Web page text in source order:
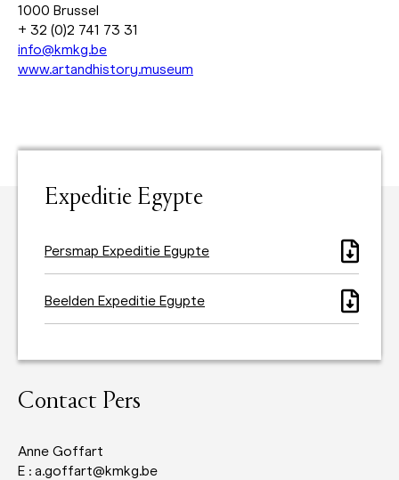
1000 Brussel
+ 32 (0)2 741 73 31
info@kmkg.be
www.artandhistory.museum
Expeditie Egypte
Persmap Expeditie Egypte
Beelden Expeditie Egypte
Contact Pers
Anne Goffart
E : a.goffart@kmkg.be